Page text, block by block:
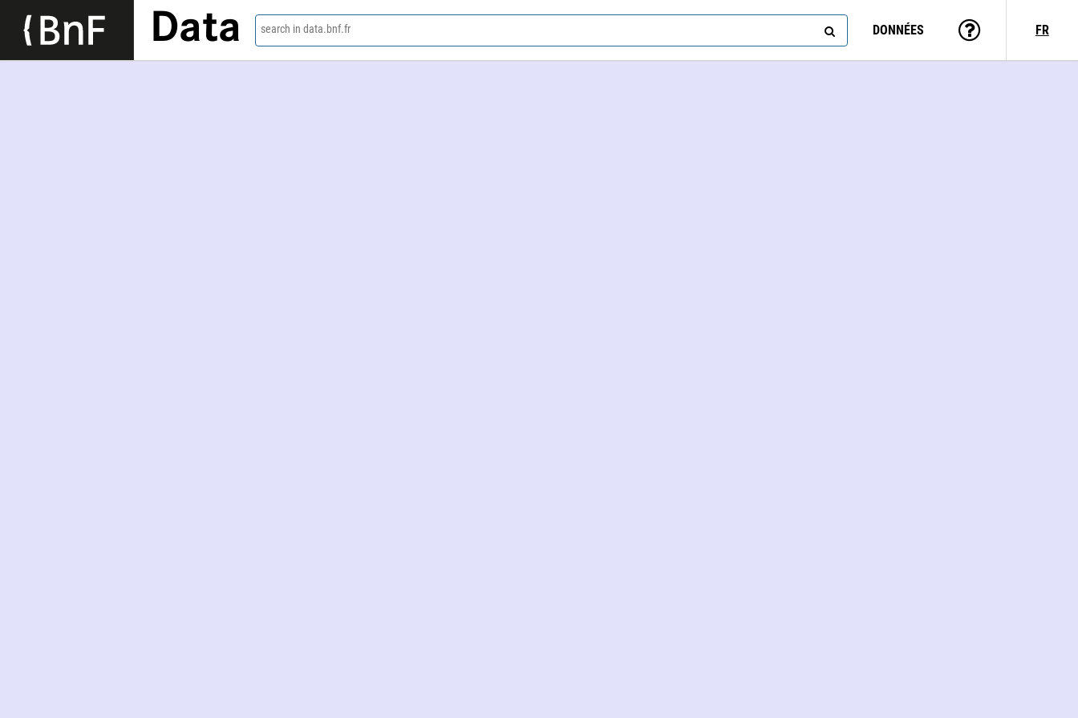
Data search in data.bnf.fr DONNÉES FR